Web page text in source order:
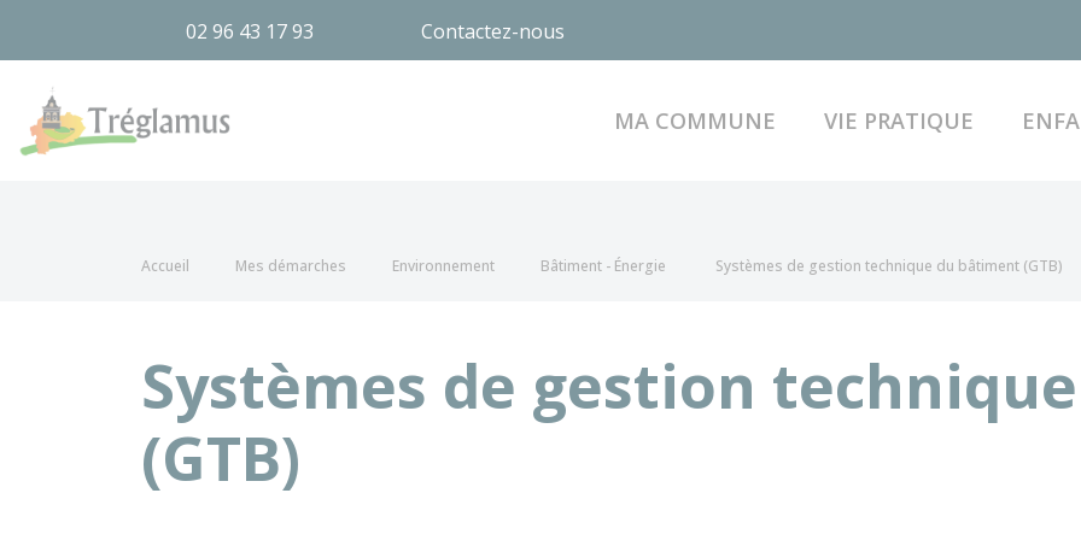
02 96 43 17 93 Contactez-nous
MA COMMUNE VIE PRATIQUE
Accueil Mes démarches Environnement Bâtiment - Énergie Systèmes de gestion technique du bâtiment (GTB)
Systèmes de gestion
(GTB)